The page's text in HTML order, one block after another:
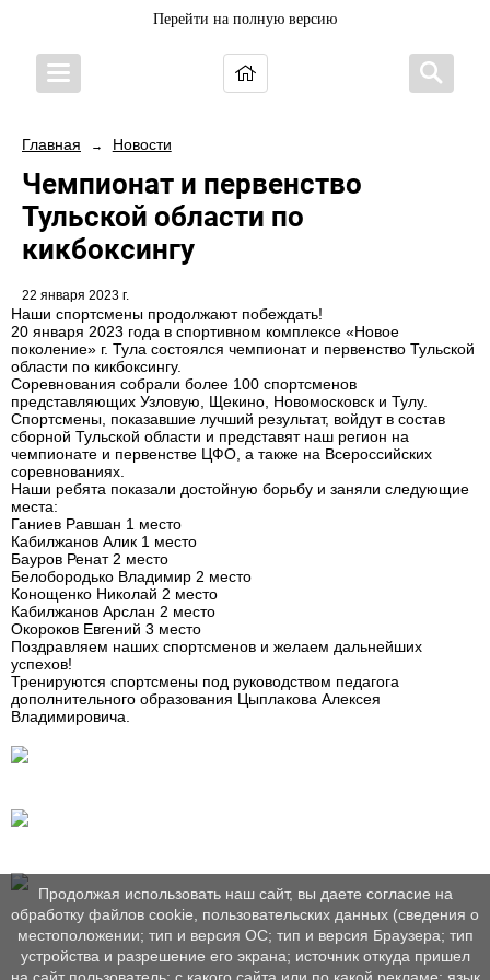
Перейти на полную версию
Главная → Новости
Чемпионат и первенство
Тульской области по
кикбоксингу
22 января 2023 г.
Наши спортсмены продолжают побеждать!
20 января 2023 года в спортивном комплексе «Новое
поколение» г. Тула состоялся чемпионат и первенство Тульской
области по кикбоксингу.
Соревнования собрали более 100 спортсменов
представляющих Узловую, Щекино, Новомосковск и Тулу.
Спортсмены, показавшие лучший результат, войдут в состав
сборной Тульской области и представят наш регион на
чемпионате и первенстве ЦФО, а также на Всероссийских
соревнованиях.
Наши ребята показали достойную борьбу и заняли следующие
места:
Ганиев Равшан 1 место
Кабилжанов Алик 1 место
Бауров Ренат 2 место
Белобородько Владимир 2 место
Конощенко Николай 2 место
Кабилжанов Арслан 2 место
Окороков Евгений 3 место
Поздравляем наших спортсменов и желаем дальнейших
успехов!
Тренируются спортсмены под руководством педагога
дополнительного образования Цыплакова Алексея
Владимировича.
Продолжая использовать наш сайт, вы даете согласие на
обработку файлов cookie, пользовательских данных (сведения о
местоположении; тип и версия ОС; тип и версия Браузера; тип
устройства и разрешение его экрана; источник откуда пришел